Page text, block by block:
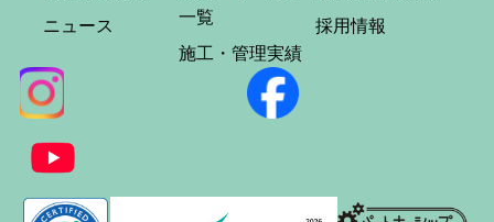
ニュース
一覧
施工・管理実績
採用情報